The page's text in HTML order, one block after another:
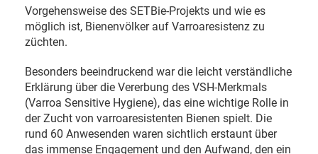
Vorgehensweise des SETBie-Projekts und wie es
möglich ist, Bienenvölker auf Varroaresistenz zu
züchten.
Besonders beeindruckend war die leicht verständliche
Erklärung über die Vererbung des VSH-Merkmals
(Varroa Sensitive Hygiene), das eine wichtige Rolle in
der Zucht von varroaresistenten Bienen spielt. Die
rund 60 Anwesenden waren sichtlich erstaunt über
das immense Engagement und den Aufwand, den ein